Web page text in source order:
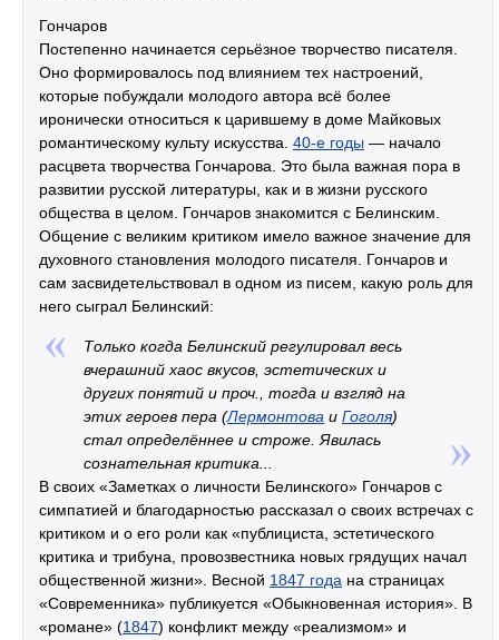
Гончаров
Постепенно начинается серьёзное творчество писателя.
Оно формировалось под влиянием тех настроений,
которые побуждали молодого автора всё более
иронически относиться к царившему в доме Майковых
романтическому культу искусства. 40-е годы — начало
расцвета творчества Гончарова. Это была важная пора в
развитии русской литературы, как и в жизни русского
общества в целом. Гончаров знакомится с Белинским.
Общение с великим критиком имело важное значение для
духовного становления молодого писателя. Гончаров и
сам засвидетельствовал в одном из писем, какую роль для
него сыграл Белинский:
Только когда Белинский регулировал весь
вчерашний хаос вкусов, эстетических и
других понятий и проч., тогда и взгляд на
этих героев пера (Лермонтова и Гоголя)
стал определённее и строже. Явилась
сознательная критика...
В своих «Заметках о личности Белинского» Гончаров с
симпатией и благодарностью рассказал о своих встречах с
критиком и о его роли как «публициста, эстетического
критика и трибуна, провозвестника новых грядущих начал
общественной жизни». Весной 1847 года на страницах
«Современника» публикуется «Обыкновенная история». В
«романе» (1847) конфликт между «реализмом» и